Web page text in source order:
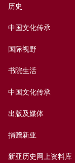
历史
中国文化传承
国际视野
书院生活
中国文化传承
出版及媒体
捐赠新亚
新亚历史网上资料库